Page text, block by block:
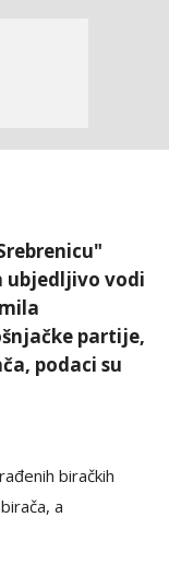
ubjedljivo vodi
partije,
podaci su
biračkih
a